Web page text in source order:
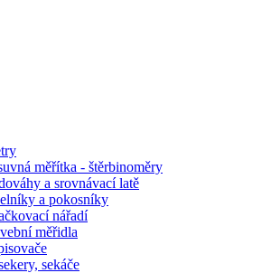
měřítka - štěrbinoměry
a srovnávací latě
a pokosníky
nářadí
měřidla
sekáče